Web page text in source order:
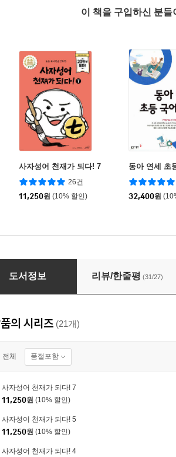
이 책을 구입하신 분
사자성어 천재가 되다! 7
26건
11,250원 (10% 할인)
동아 연세 초
32,400원
천재가 되다!
도서정보 리뷰/한줄평 (31/27)
의 시리즈 (21개)
전체 품절포함
사자성어 천재가 되다! 7
11,250원 (10% 할인)
사자성어 천재가 되다! 5
11,250원 (10% 할인)
사자성어 천재가 되다! 4